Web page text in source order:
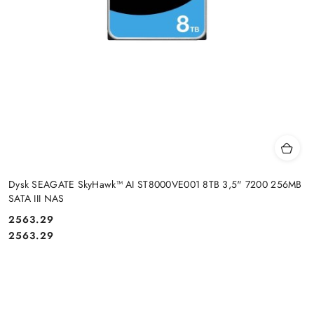
Dysk SEAGATE SkyHawk™ AI ST8000VE001 8TB 3,5" 7200 256MB
SATA III NAS
Cena:
2563.29
Cena:
2563.29